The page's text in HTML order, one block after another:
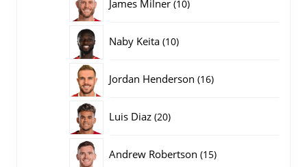
James Milner 10
Naby Keita 1010
Jordan Henderson 1616
Luis Diaz 2020
Andrew Robertson 1515